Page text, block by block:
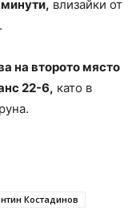
влизайки от
на второто място
22-6, като в
Костадинов